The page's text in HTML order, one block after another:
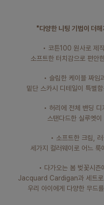
페이코 라이
"다양한 니팅 기법이 더
• 코튼100 원사로 제
소프트한 터치감으로 편안
• 슬림한 케이블 짜임
밑단 스카시 디테일이 특별
• 허리에 전체 밴딩
스탠다드한 실루엣
• 소프트한 크림,
세가지 컬러웨이로 어느 룩
• 다가오는 봄 벚꽃시즌
Jacquard Cardigan과 세트로
우리 아이에게 다양한 무드